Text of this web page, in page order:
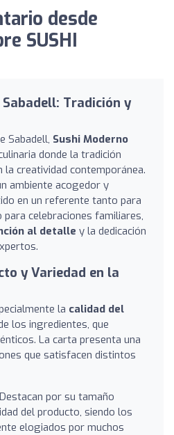
desde
SUSHI
Tradición y
Sabadell, Sushi Moderno
donde la tradición
la creatividad contemporánea.
ambiente acogedor y
en un referente tanto para
celebraciones familiares,
al detalle y la dedicación
y Variedad en la
la calidad del
los ingredientes, que
La carta presenta una
que satisfacen distintos
Destacan por su tamaño
del producto, siendo los
elogiados por muchos